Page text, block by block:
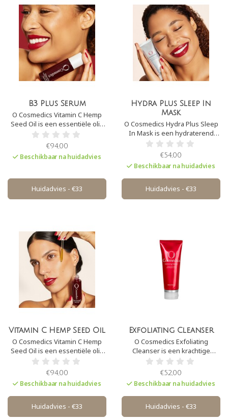
B3 Plus Serum
O Cosmedics Vitamin C Hemp
Seed Oil is een essentiële olie
voor elke huid. Het is rijk aan
omega-vetzuren en biedt
intense hydratatie, voeding en
heeft kalmerende
olie biedt voordelen voor elke
huidconditie.
€94,00
Beschikbaar na huidadvies
Huidadvies - €33
Hydra Plus Sleep In
Mask
O Cosmedics Hydra Plus Sleep
In Mask is een hydraterend
slaapmasker, Het biedt de huid
de perfecte hydratatie en
verzorging terwijl je slaapt. Het
stimuleert een gezonde
huidfunctie en biedt anti-aging
ondersteuning.
€54,00
Beschikbaar na huidadvies
Huidadvies - €33
Vitamin C Hemp Seed Oil
O Cosmedics Vitamin C Hemp
Seed Oil is een essentiële olie
voor elke huid. Het is rijk aan
omega-vetzuren en biedt
intense hydratatie, voeding en
heeft kalmerende
eigenschappen. Deze vloeibare
olie biedt voordelen voor elke
huidconditie.
€94,00
Beschikbaar na huidadvies
Huidadvies - €33
Exfoliating Cleanser
O Cosmedics Exfoliating
Cleanser is een krachtige
formule die natuurlijke
exfoliërende korrels bevat,
namelijk: cranberryzaden,
jojobaparels en
diatomeeënaarde om de huid
fysiek te exfoliëren,
€52,00
Beschikbaar na huidadvies
Huidadvies - €33